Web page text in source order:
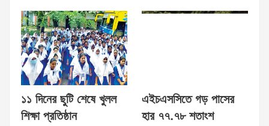
১১ দিনের ছুটি শেষে খুলল
শিক্ষা প্রতিষ্ঠান
এইচএসসিতে গড় পাসের
হার ৭৭.৭৮ শতাংশ